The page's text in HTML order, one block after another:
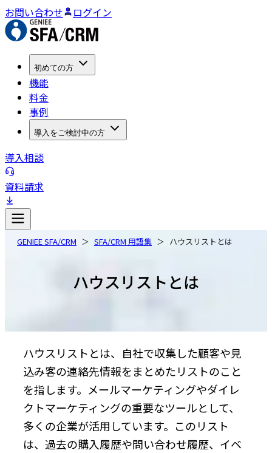
お問い合わせ ログイン
初めての方
機能
料金
事例
導入をご検討中の方
導入相談
資料請求
GENIEE SFA/CRM SFA/CRM 用語集 ハウスリストとは
ハウスリストとは
ハウスリストとは、自社で収集した顧客や見
込み客の連絡先情報をまとめたリストのこと
を指します。メールマーケティングやダイレ
クトマーケティングの重要なツールとして、
多くの企業が活用しています。このリスト
は、過去の購入履歴や問い合わせ履歴、イベ